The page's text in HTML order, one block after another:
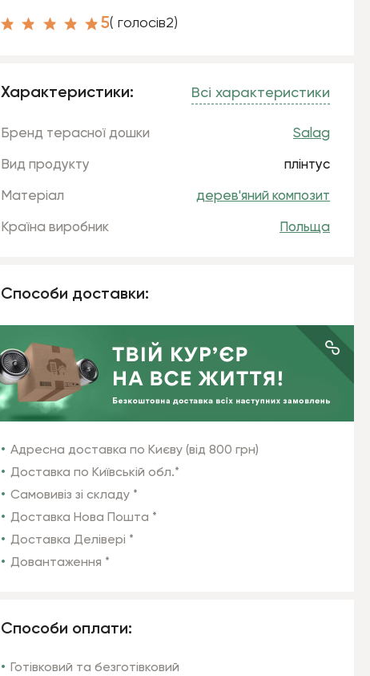
5( голосів2)
Характеристики: Всі характеристики
Бренд терасної дошки Salag
Вид продукту плінтус
Матеріал дерев'яний композит
Країна виробник Польща
Способи доставки:
Адресна доставка по Києву (від 800 грн)
Доставка по Київській обл.*
Самовивіз зі складу *
Доставка Нова Пошта *
Доставка Делівері *
Довантаження *
Способи оплати:
Готівковий та безготівковий